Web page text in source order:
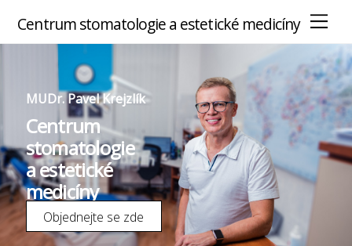
M
e
n
u
Centrum stomatologie a estetické medicíny
MUDr. Pavel Krejzlík
Centrum
stomatologie
a estetické
medicíny
Objednejte se zde